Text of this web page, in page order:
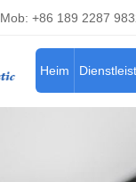
Mob: +86 189 2287
Heim